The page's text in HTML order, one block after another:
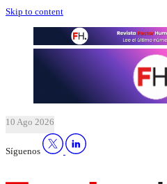
Skip to content
10 Ago 2026
Síguenos